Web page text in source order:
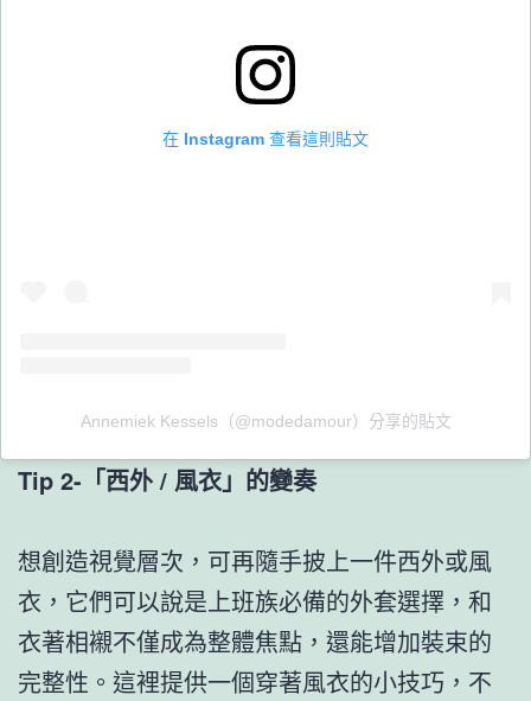
在 Instagram 查看這則貼文
Annemiek Kessels（@modedamour）分享的貼文
Tip 2-「西外 / 風衣」的變奏
想創造視覺層次，可再隨手披上一件西外或風
衣，它們可以說是上班族必備的外套選擇，和
衣著相襯不僅成為整體焦點，還能增加裝束的
完整性。這裡提供一個穿著風衣的小技巧，不